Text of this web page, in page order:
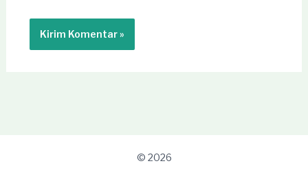
© 2026